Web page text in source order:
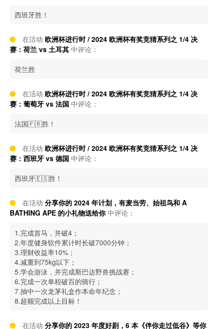
西班牙胜！
在活动 欧洲杯进行时 / 2024 欧洲杯有奖竞猜系列之 1/4 决
赛：荷兰 vs 土耳其 中评论：
荷兰胜
在活动 欧洲杯进行时 / 2024 欧洲杯有奖竞猜系列之 1/4 决
赛：葡萄牙 vs 法国 中评论：
法国🇫🇷胜！
在活动 欧洲杯进行时 / 2024 欧洲杯有奖竞猜系列之 1/4 决
赛：西班牙 vs 德国 中评论：
西班牙🇪🇸胜！
在活动 分享你的 2024 年计划，有麦当劳、始祖鸟和 A
BATHING APE︎ 的小礼物送给你中评论：
1.完成首马，并破4；
2.年度健身软件累计时长破7000分钟；
3.理财收益率10%；
4.减重到75kg以下；
5.学会游泳，并完成斯巴达野兽挑战赛；
6.完成一次单程破百的骑行；
7.抽中一次龙茅礼盒作本命年纪念；
8.超额完成以上目标！
在活动 分享你的 2023 年度好剧，6 本《伴你走过低谷》等你